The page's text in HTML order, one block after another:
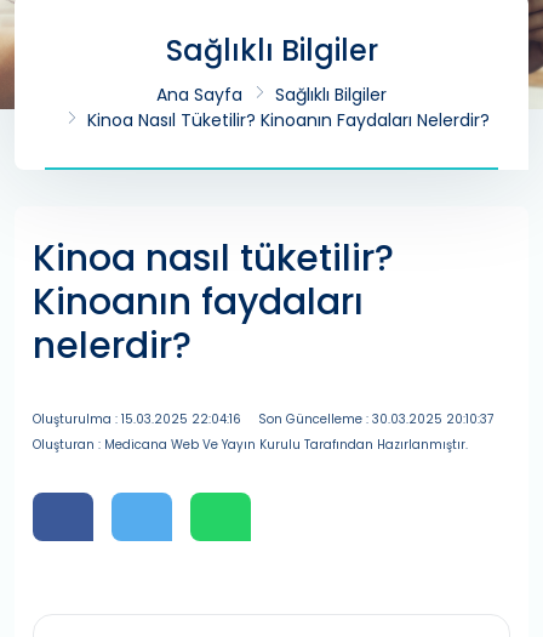
Sağlıklı Bilgiler
Ana Sayfa
Sağlıklı Bilgiler
Kinoa Nasıl Tüketilir? Kinoanın Faydaları Nelerdir?
Kinoa nasıl tüketilir?
Kinoanın faydaları
nelerdir?
Oluşturulma : 15.03.2025 22:04:16
Son Güncelleme : 30.03.2025 20:10:37
Oluşturan : Medicana Web Ve Yayın Kurulu Tarafından Hazırlanmıştır.